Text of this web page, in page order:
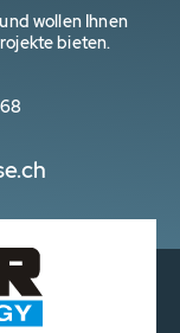
wollen Ihnen
bieten.